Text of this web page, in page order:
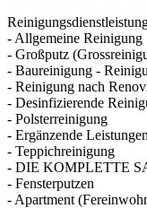
- Allgemeine Reinigung
- Großputz
- Baureinigung -
- Reinigung nach
- Desinfizierende
- Polsterreinigung
- Ergänzende Leistungen
- Teppichreinigung
- DIE KOMPLETTE
- Fensterputzen
- Apartment